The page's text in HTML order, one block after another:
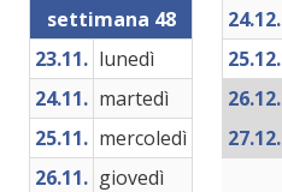
settimana 48
23.11. lunedì
24.11. martedì
25.11. mercoledì
26.11. giovedì
24.12.
25.12.
26.12.
27.12.